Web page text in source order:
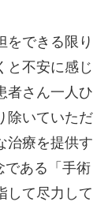
をできる限り
と不安に感じ
者さん一人ひ
除いていただ
治療を提供す
である「手術
して尽力して